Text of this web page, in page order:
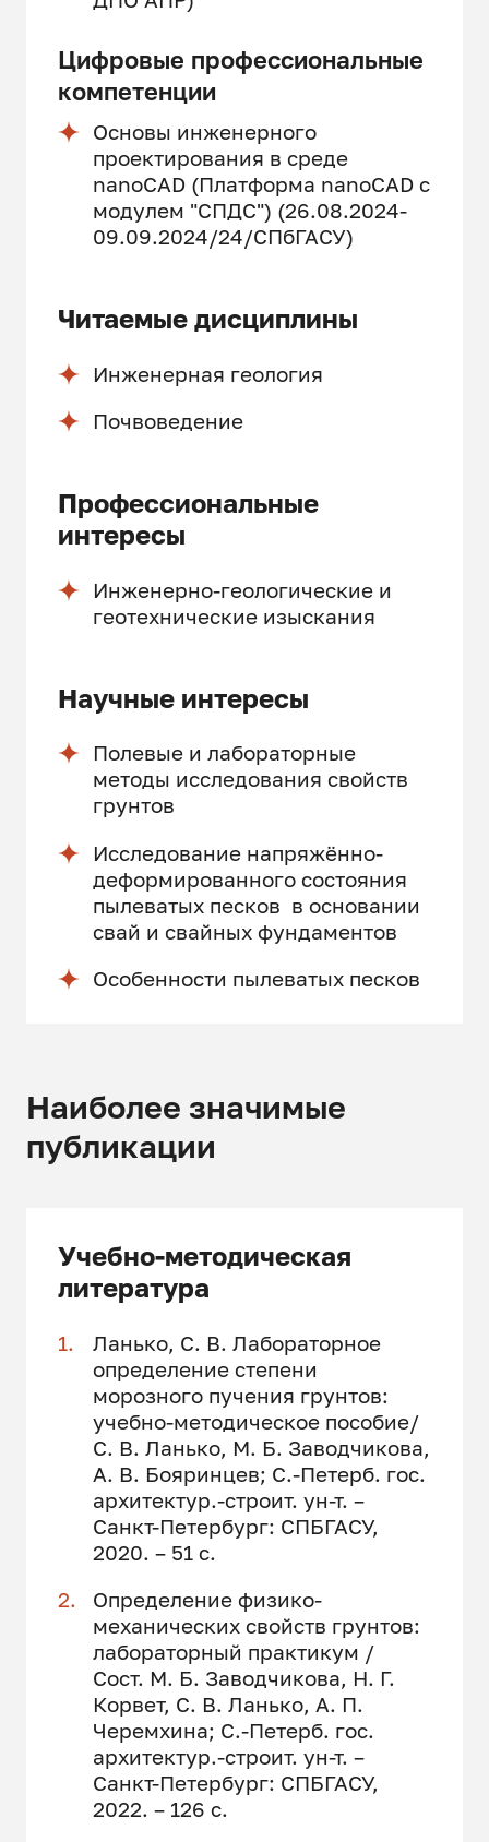
Цифровые профессиональные
компетенции
Основы инженерного
проектирования в среде
nanoCAD (Платформа nanoCAD c
модулем "СПДС") (26.08.2024-
09.09.2024/24/СПбГАСУ)
Читаемые дисциплины
Инженерная геология
Почвоведение
Профессиональные
интересы
Инженерно-геологические и
геотехнические изыскания
Научные интересы
Полевые и лабораторные
методы исследования свойств
грунтов
Исследование напряжённо-
деформированного состояния
пылеватых песков в основании
свай и свайных фундаментов
Особенности пылеватых песков
Наиболее значимые
публикации
Учебно-методическая
литература
Ланько, С. В. Лабораторное
определение степени
морозного пучения грунтов:
учебно-методическое пособие/
С. В. Ланько, М. Б. Заводчикова,
А. В. Бояринцев; С.-Петерб. гос.
архитектур.-строит. ун-т. –
Санкт-Петербург: СПБГАСУ,
2020. – 51 с.
Определение физико-
механических свойств грунтов:
лабораторный практикум /
Сост. М. Б. Заводчикова, Н. Г.
Корвет, С. В. Ланько, А. П.
Черемхина; С.-Петерб. гос.
архитектур.-строит. ун-т. –
Санкт-Петербург: СПБГАСУ,
2022. – 126 с.